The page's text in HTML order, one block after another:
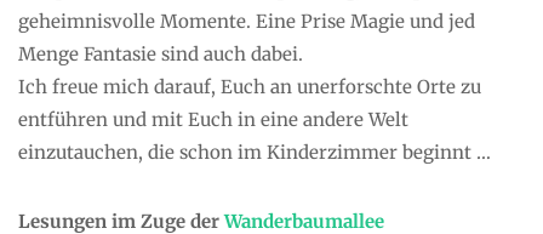
geheimnisvolle Momente. Eine Prise Magie und jed
Menge Fantasie sind auch dabei.
Ich freue mich darauf, Euch an unerforschte Orte zu
entführen und mit Euch in eine andere Welt
einzutauchen, die schon im Kinderzimmer beginnt …
Lesungen im Zuge derWanderbaumallee